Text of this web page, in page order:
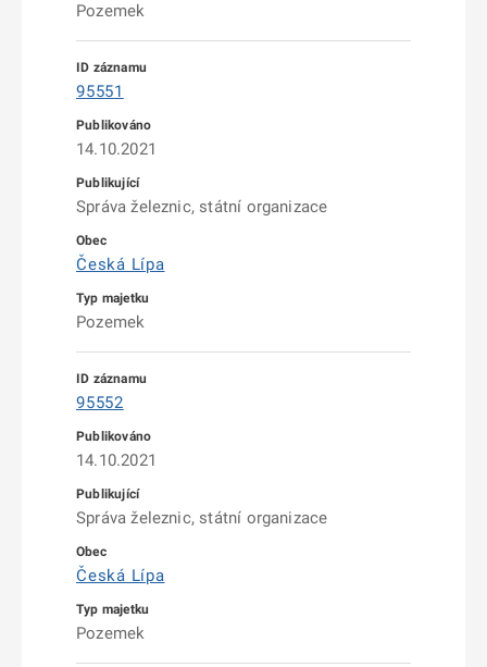
Pozemek
95551
14.10.2021
Správa železnic, státní organizace
Česká Lípa
Pozemek
95552
14.10.2021
Správa železnic, státní organizace
Česká Lípa
Pozemek